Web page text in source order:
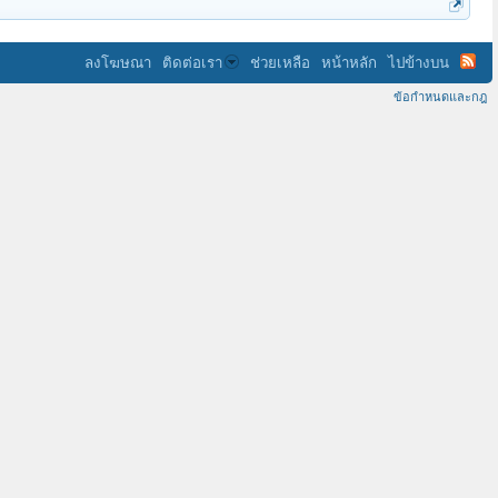
ลงโฆษณา ติดต่อเรา ช่วยเหลือ หน้าหลัก ไปข้างบน
ข้อกำหนดและกฎ